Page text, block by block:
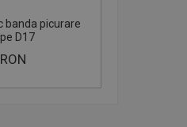
banda picurare
D17